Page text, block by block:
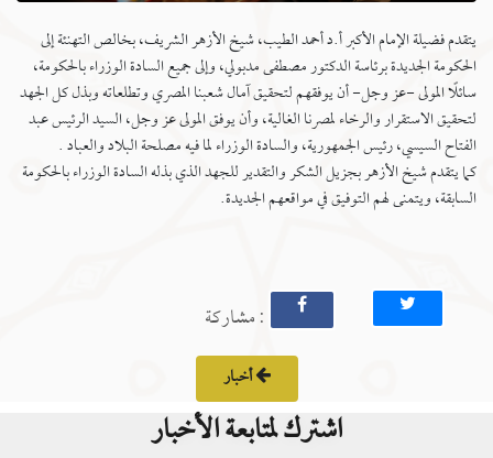
يتقدم فضيلة الإمام الأكبر أ.د أحمد الطيب، شيخ الأزهر الشريف، بخالص التهنئة إلى
الحكومة الجديدة برئاسة الدكتور مصطفى مدبولي، وإلى جميع السادة الوزراء بالحكومة،
سائلًا المولى -عز وجل- أن يوفقهم لتحقيق آمال شعبنا المصري وتطلعاته وبذل كل الجهد
لتحقيق الاستقرار والرخاء لمصرنا الغالية، وأن يوفق المولى عز وجل، السيد الرئيس عبد
الفتاح السيسي، رئيس الجمهورية، والسادة الوزراء لما فيه مصلحة البلاد والعباد .
كما يتقدم شيخ الأزهر بجزيل الشكر والتقدير للجهد الذي بذله السادة الوزراء بالحكومة
السابقة، ويتمنى لهم التوفيق في مواقعهم الجديدة.
: مشاركة
أخبار
اشترك لمتابعة الأخبار